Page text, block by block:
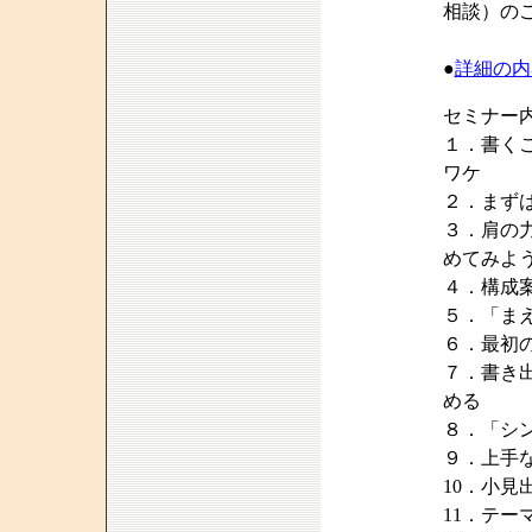
相談）の
●詳細の
セミナー
１．書く
ワケ
２．まず
３．肩の
めてみよ
４．構成
５．「ま
６．最初
７．書き
める
８．「シ
９．上手
10．小見
11．テー